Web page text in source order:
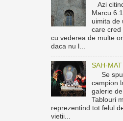
Azi
Marcu
uimita de
care cred
cu vederea de multe
daca nu l...
SAH-MAT
Se
campion
galerie
Tablouri
reprezentind tot felul
vietii...